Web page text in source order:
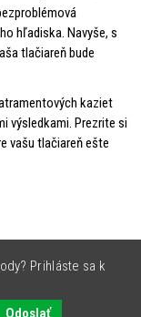
hľadiska. Navyše, s
tlačiareň bude
kaziet
výsledkami. Prezrite si
vašu tlačiareň ešte
Prihláste sa k
Odoslať